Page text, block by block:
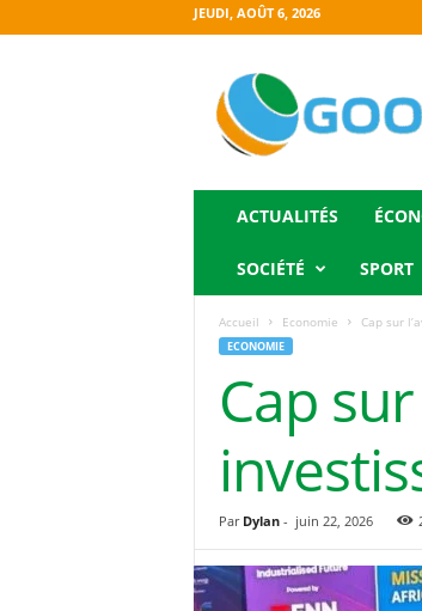
JEUDI, AOÛT 6, 2026
ACTUALITÉS
SOCIÉTÉ SPORT
Accueil Economie Cap sur
ECONOMIE
Cap
Par Dylan- juin 22, 2026